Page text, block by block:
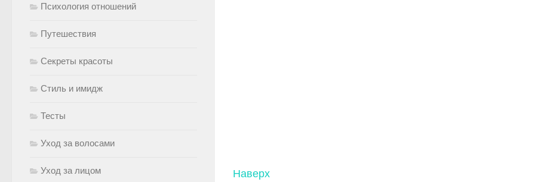
Наверх
Психология отношений
Путешествия
Секреты красоты
Стиль и имидж
Тесты
Уход за волосами
Уход за лицом